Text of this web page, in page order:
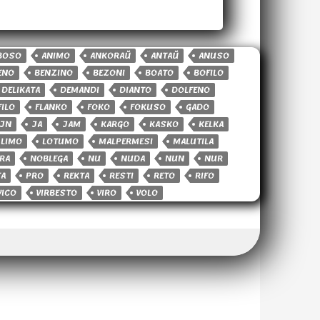
ANIMO ANKORAŬ ANTAŬ
ANUSO
BENZINO BEZONI BOATO
BOFILO
DELIKATA DEMANDI DIANTO
DOLFENO
FLANKO FOKO FOKUSO
GADO
JA JAM KARGO KASKO
KELKA
LIMO LOTUMO MALPERMESI
MALUTILA
NOBLEGA NU NUDA NUN
NUR
PRO REKTA RESTI RETO
RIFO
VIRBESTO VIRO VOLO